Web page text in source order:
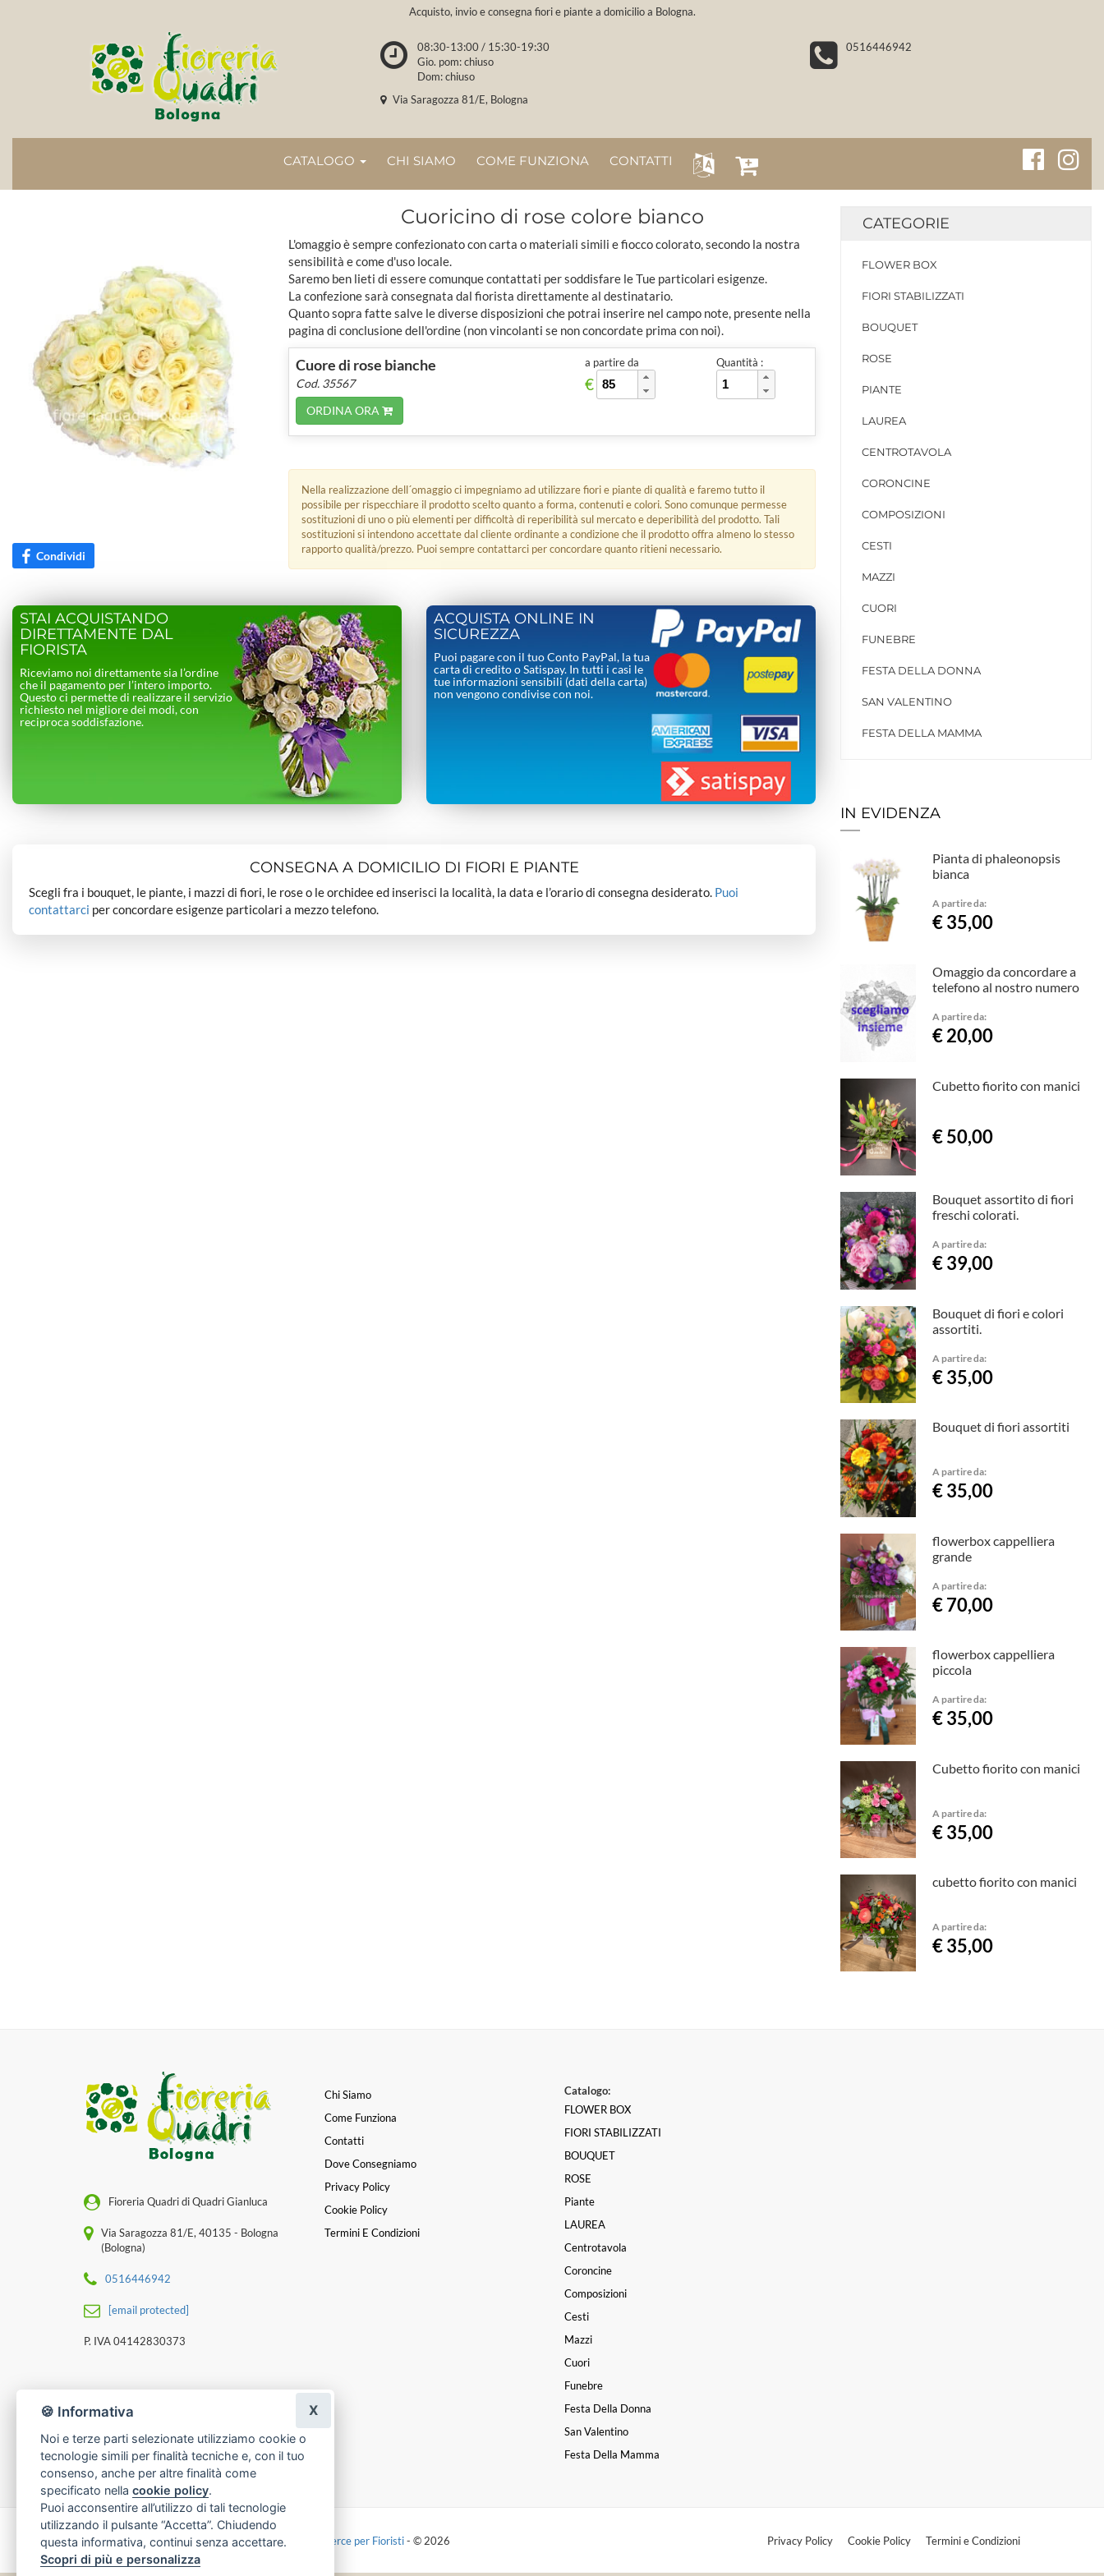
Acquisto, invio e consegna fiori e piante a domicilio a Bologna.
08:30-13:00 / 15:30-19:30
Gio. pom: chiuso
Dom: chiuso
0516446942
Via Saragozza 81/E, Bologna
CATALOGO CHI SIAMO COME FUNZIONA CONTATTI
Condividi
Cuoricino di rose colore bianco
L'omaggio è sempre confezionato con carta o materiali simili e fiocco colorato, secondo la nostra
sensibilità e come d'uso locale.
Saremo ben lieti di essere comunque contattati per soddisfare le Tue particolari esigenze.
La confezione sarà consegnata dal fiorista direttamente al destinatario.
Quanto sopra fatte salve le diverse disposizioni che potrai inserire nel campo note, presente nella
pagina di conclusione dell'ordine (non vincolanti se non concordate prima con noi).
Cuore di rose bianche
Cod. 35567
ORDINA ORA
a partire da
€
Quantità :
Nella realizzazione dell´omaggio ci impegniamo ad utilizzare fiori e piante di qualità e faremo tutto il
possibile per rispecchiare il prodotto scelto quanto a forma, contenuti e colori. Sono comunque permesse
sostituzioni di uno o più elementi per difficoltà di reperibilità sul mercato e deperibilità del prodotto. Tali
sostituzioni si intendono accettate dal cliente ordinante a condizione che il prodotto offra almeno lo stesso
rapporto qualità/prezzo. Puoi sempre contattarci per concordare quanto ritieni necessario.
STAI ACQUISTANDO
DIRETTAMENTE DAL
FIORISTA
Riceviamo noi direttamente sia l’ordine
che il pagamento per l’intero importo.
Questo ci permette di realizzare il servizio
richiesto nel migliore dei modi, con
reciproca soddisfazione.
ACQUISTA ONLINE IN
SICUREZZA
Puoi pagare con il tuo Conto PayPal, la tua
carta di credito o Satispay. In tutti i casi le
tue informazioni sensibili (dati della carta)
non vengono condivise con noi.
CONSEGNA A DOMICILIO DI FIORI E PIANTE
Scegli fra i bouquet, le piante, i mazzi di fiori, le rose o le orchidee ed inserisci la località, la data e l’orario di consegna desiderato. Puoi
contattarci per concordare esigenze particolari a mezzo telefono.
CATEGORIE
FLOWER BOX
FIORI STABILIZZATI
BOUQUET
ROSE
PIANTE
LAUREA
CENTROTAVOLA
CORONCINE
COMPOSIZIONI
CESTI
MAZZI
CUORI
FUNEBRE
FESTA DELLA DONNA
SAN VALENTINO
FESTA DELLA MAMMA
IN EVIDENZA
Pianta di phaleonopsis
bianca
A partire da:
€ 35,00
Omaggio da concordare a
telefono al nostro numero
A partire da:
€ 20,00
Cubetto fiorito con manici
€ 50,00
Bouquet assortito di fiori
freschi colorati.
A partire da:
€ 39,00
Bouquet di fiori e colori
assortiti.
A partire da:
€ 35,00
Bouquet di fiori assortiti
A partire da:
€ 35,00
flowerbox cappelliera
grande
A partire da:
€ 70,00
flowerbox cappelliera
piccola
A partire da:
€ 35,00
Cubetto fiorito con manici
A partire da:
€ 35,00
cubetto fiorito con manici
A partire da:
€ 35,00
Fioreria Quadri di Quadri Gianluca
Via Saragozza 81/E, 40135 - Bologna
(Bologna)
0516446942
[email protected]
P. IVA 04142830373
Chi Siamo
Come Funziona
Contatti
Dove Consegniamo
Privacy Policy
Cookie Policy
Termini E Condizioni
Catalogo:
FLOWER BOX
FIORI STABILIZZATI
BOUQUET
ROSE
Piante
LAUREA
Centrotavola
Coroncine
Composizioni
Cesti
Mazzi
Cuori
Funebre
Festa Della Donna
San Valentino
Festa Della Mamma
Made with byInfoser.it-Realizzazione Siti ecommerce per Fioristi- © 2026 Privacy Policy Cookie Policy Termini e Condizioni
🍪 Informativa
Noi e terze parti selezionate utilizziamo cookie o
tecnologie simili per finalità tecniche e, con il tuo
consenso, anche per altre finalità come
specificato nella cookie policy.
Puoi acconsentire all’utilizzo di tali tecnologie
utilizzando il pulsante “Accetta”. Chiudendo
questa informativa, continui senza accettare.
Scopri di più e personalizza
X